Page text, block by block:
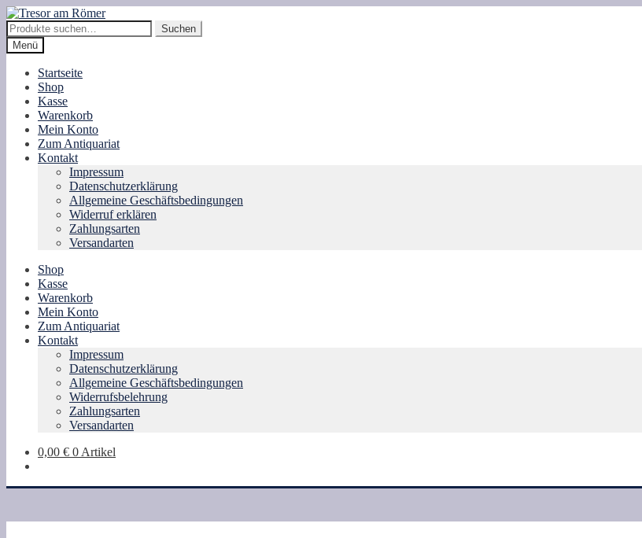
Zur
Navigation
springen
Zum
Inhalt
springen
Suche
nach:
Suchen
Menü
Startseite
Shop
Kasse
Warenkorb
Mein Konto
Zum Antiquariat
Kontakt
Impressum
Datenschutzerklärung
Allgemeine Geschäftsbedingungen
Widerruf erklären
Zahlungsarten
Versandarten
Shop
Kasse
Warenkorb
Mein Konto
Zum Antiquariat
Kontakt
Impressum
Datenschutzerklärung
Allgemeine Geschäftsbedingungen
Widerrufsbelehrung
Zahlungsarten
Versandarten
0,00 € 0 Artikel